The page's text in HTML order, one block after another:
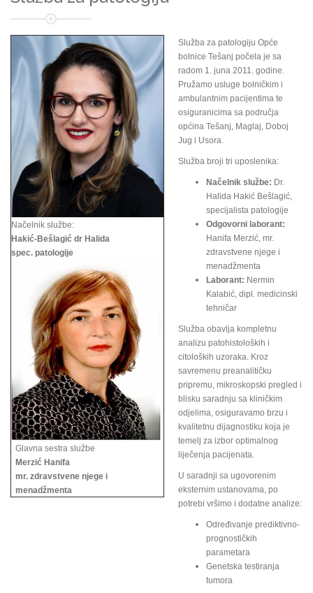
Načelnik službe:
Hakić-Bešlagić dr Halida
spec. patologije
Glavna sestra službe
Merzić Hanifa
mr. zdravstvene njege i
menadžmenta
Služba za patologiju Opće
bolnice Tešanj počela je sa
radom 1. juna 2011. godine.
Pružamo usluge bolničkim i
ambulantnim pacijentima te
osiguranicima sa područja
općina Tešanj, Maglaj, Doboj
Jug i Usora.
Služba broji tri uposlenika:
Načelnik službe: Dr.
Halida Hakić Bešlagić,
specijalista patologije
Odgovorni laborant:
Hanifa Merzić, mr.
zdravstvene njege i
menadžmenta
Laborant: Nermin
Kalabić, dipl. medicinski
tehničar
Služba obavlja kompletnu
analizu patohistoloških i
citoloških uzoraka. Kroz
savremenu preanalitičku
pripremu, mikroskopski pregled i
blisku saradnju sa kliničkim
odjelima, osiguravamo brzu i
kvalitetnu dijagnostiku koja je
temelj za izbor optimalnog
liječenja pacijenata.
U saradnji sa ugovorenim
eksternim ustanovama, po
potrebi vršimo i dodatne analize:
Određivanje prediktivno-
prognostičkih
parametara
Genetska testiranja
tumora